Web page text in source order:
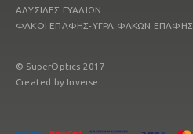
ΑΛΥΣΙΔΕΣ ΓΥΑΛΙΩΝ
ΦΑΚΟΙ ΕΠΑΦΗΣ-ΥΓΡΑ ΦΑΚΩΝ ΕΠΑΦΗΣ
© SuperOptics 2017
Created by Inverse